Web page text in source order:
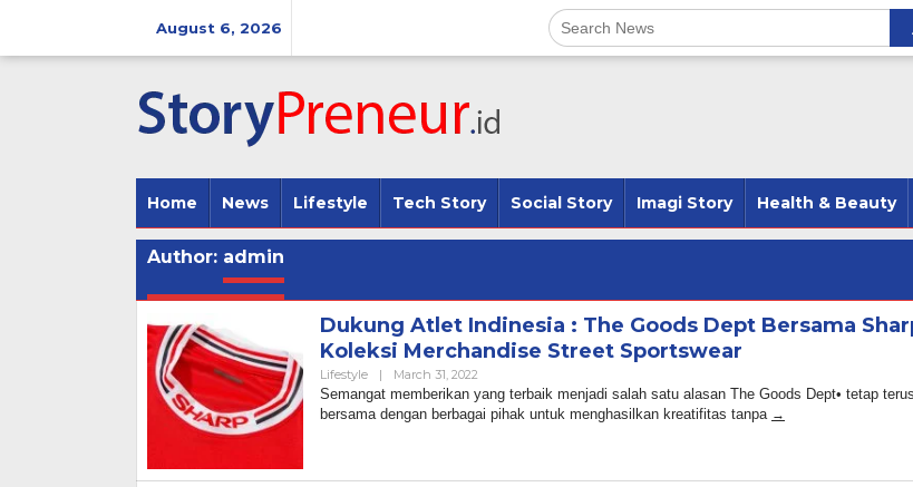
August 6, 2026
Home News Lifestyle Tech Story Social Story Imagi Story Health & Beauty
Author: admin
Dukung Atlet Indinesia : The Goods Dept Bersama
Koleksi Merchandise Street Sportswear
Lifestyle | March 31, 2022
Admin
Semangat memberikan yang terbaik menjadi salah satu alasan The Goods Dept• tetap
bersama dengan berbagai pihak untuk menghasilkan kreatifitas tanpa